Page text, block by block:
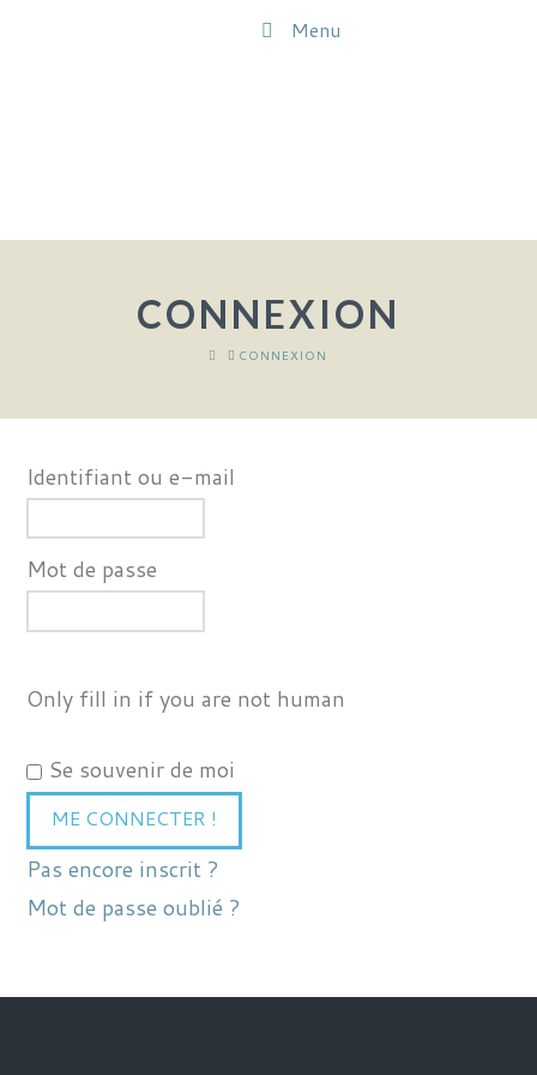
Menu
CONNEXION
HOMECONNEXION
Identifiant ou e-mail
Mot de passe
Only fill in if you are not human
Se souvenir de moi
Pas encore inscrit ?
Mot de passe oublié ?